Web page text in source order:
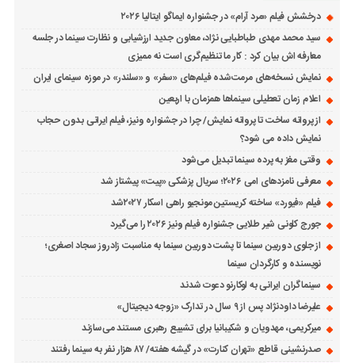
درخشش فیلم «مرد آرام» در جشنواره ایماگو ایتالیا ۲۰۲۶
سید محمد مهدی طباطبایی نژاد، معاون جدید ارزشیابی و نظارت سینما در جلسه
معارفه اش بیان کرد : کار ما تنظیم‌گری است نه ممیزی
نمایش نسخه‌های مرمت‌شده فیلم‌های «سفر» و «سلندر» در موزه سینمای ایران
اعلام زمان تعطیلی سینماها همزمان با اربعین
از پروانه ساخت تا پروانه نمایش/ چرا در جشنواره ونیز، فیلم ایرانی بدون حجاب
نمایش داده می شود؟
وقتی مغز به پرده سینما تبدیل می‌شود
معرفی نامزدهای امی ۲۰۲۶؛ سریال پزشکی «پیت» پیشتاز شد
فیلم «فیورد» ساخته کریستین مونجیو راهی اسکار ۲۰۲۷شد
جورج کلونی شیر طلایی جشنواره فیلم ونیز ۲۰۲۶ را می‌گیرد
از جلوی دوربین سینما تا پشت دوربین سینما به مناسبت زادروز سجاد اصغری؛
نویسنده و کارگردان سینما
سینماگران ایرانی به لوکارنو دعوت شدند
علیرضا داودنژاد پس از ۹ سال در تدارک «زوجه دیجیتال»
میرکریمی، مهدویان و شکیبانیا برای تشییع رهبری مستند می‌سازند
صدرنشینی قاطع «تهران کنارت» در گیشه هفته/ ۸۷ هزار نفر به سینما رفتند